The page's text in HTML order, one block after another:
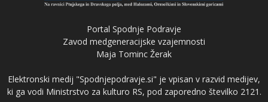
Portal Spodnje Podravje
Zavod medgeneracijske vzajemnosti
Maja Tominc Žerak
Elektronski medij "Spodnjepodravje.si" je vpisan v razvid medijev,
ki ga vodi Ministrstvo za kulturo RS, pod zaporedno številko 2121.